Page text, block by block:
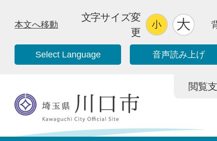
本文へ移動
文字サイズ変
更
Select Language 音声読み上げ
閲覧